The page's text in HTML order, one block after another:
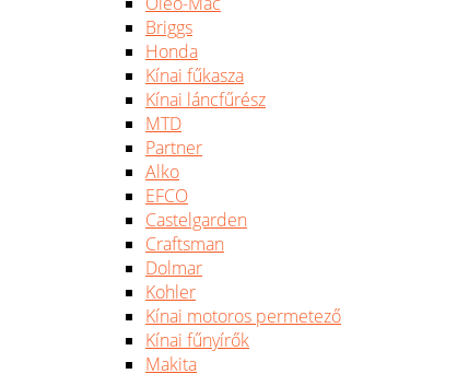
Briggs
Honda
Kínai fűkasza
Kínai láncfűrész
MTD
Partner
Alko
EFCO
Castelgarden
Craftsman
Dolmar
Kohler
Kínai motoros permetező
Kínai fűnyírők
Makita